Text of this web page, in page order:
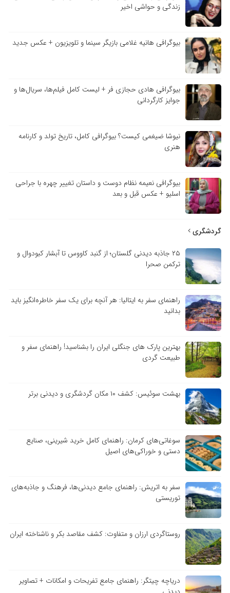
زندگی و حواشی اخیر
بیوگرافی هانیه غلامی بازیگر سینما و تلویزیون + عکس جدید
بیوگرافی هادی حجازی فر + لیست کامل فیلم‌ها، سریال‌ها و
جوایز کارگردانی
نیوشا ضیغمی کیست؟ بیوگرافی کامل، تاریخ تولد و کارنامه
هنری
بیوگرافی نعیمه نظام دوست و داستان تغییر چهره با جراحی
اسلیو + عکس قبل و بعد
گردشگری
۲۵ جاذبه دیدنی گلستان؛ از گنبد کاووس تا آبشار کبودوال و
ترکمن صحرا
راهنمای سفر به ایتالیا: هر آنچه برای یک سفر خاطره‌انگیز باید
بدانید
بهترین پارک های جنگلی ایران را بشناسید! راهنمای سفر و
طبیعت گردی
بهشت سوئیس: کشف ۱۰ مکان گردشگری و دیدنی برتر
سوغاتی‌های کرمان: راهنمای کامل خرید شیرینی، صنایع
دستی و خوراکی‌های اصیل
سفر به اتریش: راهنمای جامع دیدنی‌ها، فرهنگ و جاذبه‌های
توریستی
روستاگردی ارزان و متفاوت: کشف مقاصد بکر و ناشناخته ایران
دریاچه چیتگر: راهنمای جامع تفریحات و امکانات + تصاویر